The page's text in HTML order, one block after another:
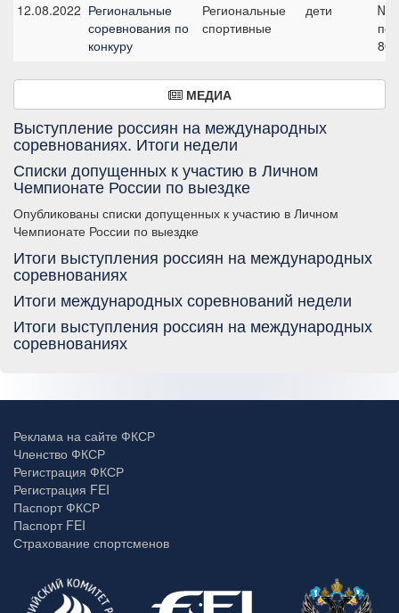
12.08.2022 Региональные
соревнования по
конкуру
Региональные
спортивные
дети
№2
80
МЕДИА
Выступление россиян на международных
соревнованиях. Итоги недели
Списки допущенных к участию в Личном
Чемпионате России по выездке
Опубликованы списки допущенных к участию в Личном
Чемпионате России по выездке
Итоги выступления россиян на международных
соревнованиях
Итоги международных соревнований недели
Итоги выступления россиян на международных
соревнованиях
Реклама на сайте ФКСР
Членство ФКСР
Регистрация ФКСР
Регистрация FEI
Паспорт ФКСР
Паспорт FEI
Страхование спортсменов